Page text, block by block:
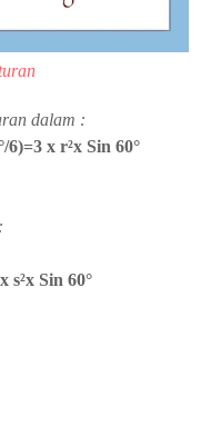
dalam :
6)=3 x r²x Sin 60°
s²x Sin 60°